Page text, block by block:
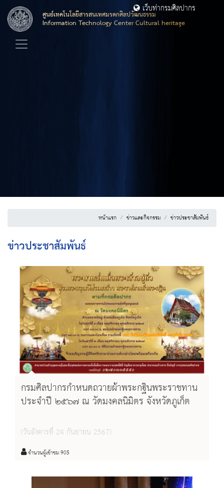
ศูนย์เทคโนโลยีสารสนเทศมรดกศิลปวัฒนธรรม
Information Technology Center Cultural heritage
เว็บท่ากรมศิลปากร
หน้าแรก ข่าวและกิจกรรม ข่าวประชาสัมพันธ์
ข่าวประชาสัมพันธ์
กรมศิลปากรกำหนดถวายผ้าพระกฐินพระราชทาน
ประจำปี ๒๕๖๗ ณ วัดมงคลนิมิตร จังหวัดภูเก็ต
(วันอังคารที่ 24 กันยายน 2567)
จำนวนผู้เข้าชม 905